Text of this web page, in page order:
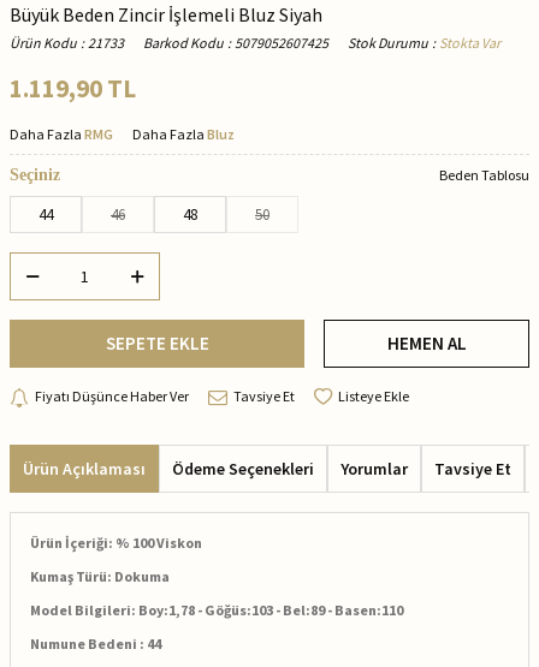
Büyük Beden Zincir İşlemeli Bluz Siyah
Ürün Kodu : 21733 Barkod Kodu : 5079052607425 Stok Durumu : Stokta Var
1.119,90TL
Daha Fazla RMG Daha Fazla Bluz
Seçiniz Beden Tablosu
44 46 48 50
SEPETE EKLE HEMEN AL
Fiyatı Düşünce Haber Ver Tavsiye Et Listeye Ekle
Ürün Açıklaması Ödeme Seçenekleri Yorumlar Tavsiye Et
Ürün İçeriği: % 100 Viskon
Kumaş Türü: Dokuma
Model Bilgileri: Boy:1,78 - Göğüs:103 - Bel:89 - Basen:110
Numune Bedeni : 44